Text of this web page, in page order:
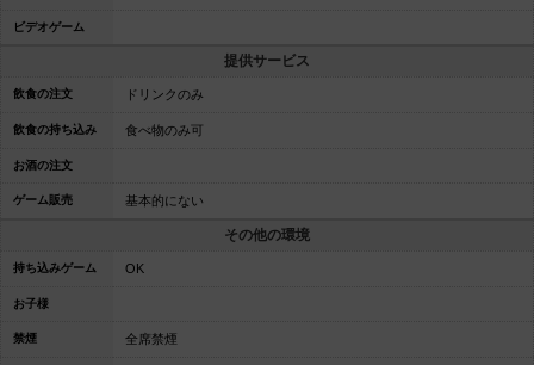
ビデオゲーム
提供サービス
飲食の注文 ドリンクのみ
飲食の持ち込み 食べ物のみ可
お酒の注文
ゲーム販売 基本的にない
その他の環境
持ち込みゲーム OK
お子様
禁煙 全席禁煙